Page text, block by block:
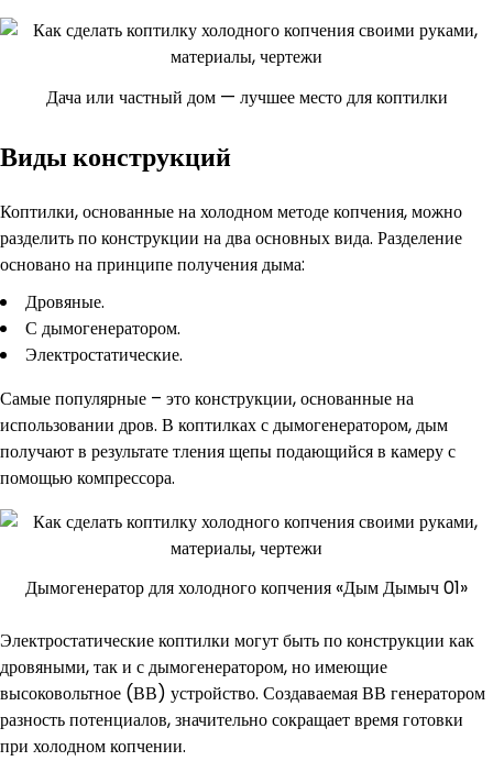
Дача или частный дом — лучшее место для коптилки
Виды конструкций
Коптилки, основанные на холодном методе копчения, можно
разделить по конструкции на два основных вида. Разделение
основано на принципе получения дыма:
Дровяные.
С дымогенератором.
Электростатические.
Самые популярные – это конструкции, основанные на
использовании дров. В коптилках с дымогенератором, дым
получают в результате тления щепы подающийся в камеру с
помощью компрессора.
Дымогенератор для холодного копчения «Дым Дымыч 01»
Электростатические коптилки могут быть по конструкции как
дровяными, так и с дымогенератором, но имеющие
высоковольтное (ВВ) устройство. Создаваемая ВВ генератором
разность потенциалов, значительно сокращает время готовки
при холодном копчении.